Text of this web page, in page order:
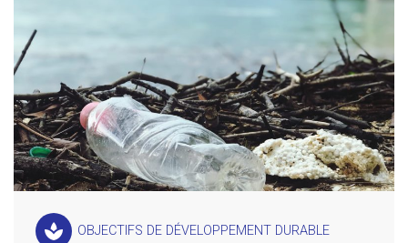
spa OBJECTIFS DE DÉVELOPPEMENT DURABLE